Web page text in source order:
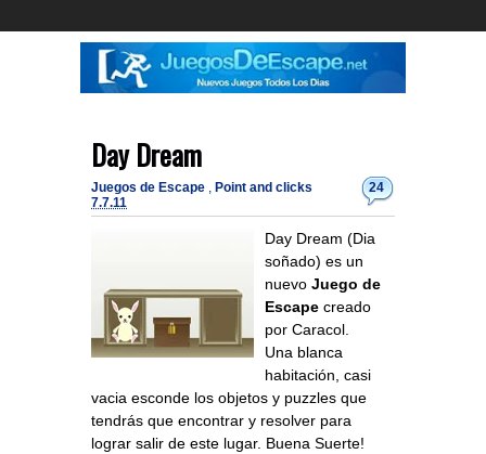
Day Dream
24
Juegos de Escape , Point and clicks
7.7.11
Day Dream (Dia
soñado) es un
nuevo Juego de
Escape creado
por Caracol.
Una blanca
habitación, casi
vacia esconde los objetos y puzzles que
tendrás que encontrar y resolver para
lograr salir de este lugar. Buena Suerte!